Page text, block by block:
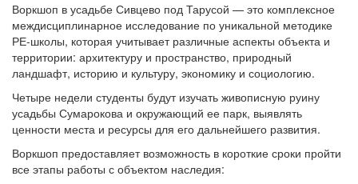
Воркшоп в усадьбе Сивцево под Тарусой — это комплексное
междисциплинарное исследование по уникальной методике
РЕ-школы, которая учитывает различные аспекты объекта и
территории: архитектуру и пространство, природный
ландшафт, историю и культуру, экономику и социологию.
Четыре недели студенты будут изучать живописную руину
усадьбы Сумарокова и окружающий ее парк, выявлять
ценности места и ресурсы для его дальнейшего развития.
Воркшоп предоставляет возможность в короткие сроки пройти
все этапы работы с объектом наследия: